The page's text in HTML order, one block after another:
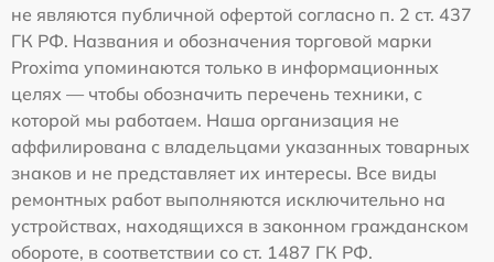
не являются публичной офертой согласно п. 2 ст. 437
ГК РФ. Названия и обозначения торговой марки
Proxima упоминаются только в информационных
целях — чтобы обозначить перечень техники, с
которой мы работаем. Наша организация не
аффилирована с владельцами указанных товарных
знаков и не представляет их интересы. Все виды
ремонтных работ выполняются исключительно на
устройствах, находящихся в законном гражданском
обороте, в соответствии со ст. 1487 ГК РФ.